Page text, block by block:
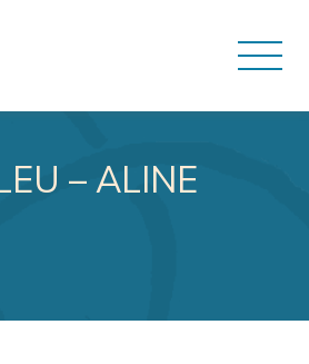
DE LA
– ALINE